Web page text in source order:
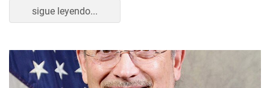
sigue leyendo...